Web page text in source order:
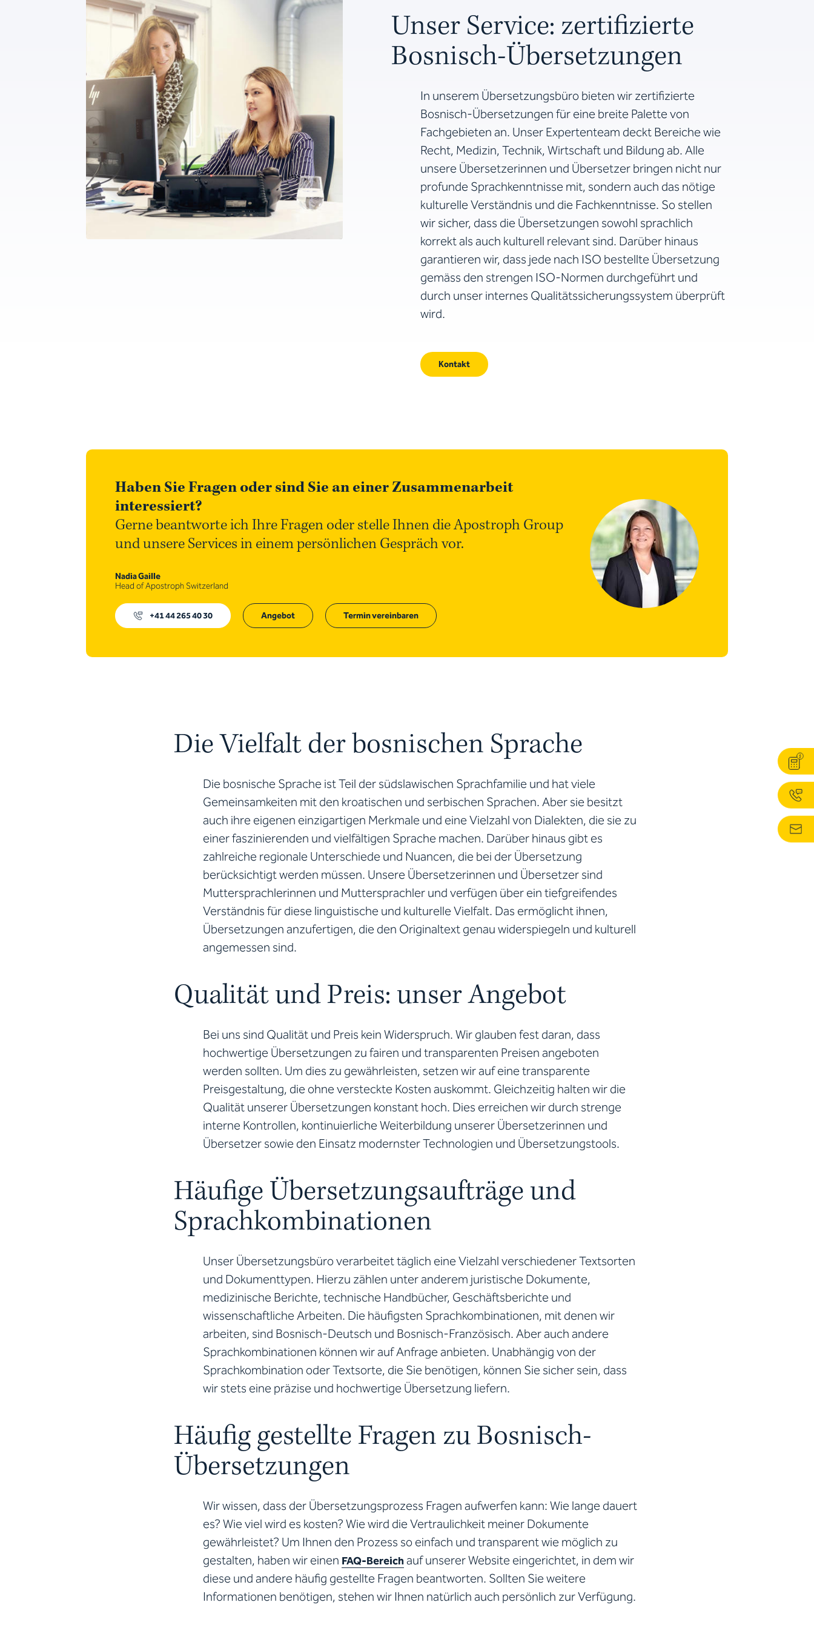
Unser Service: zertifizierte
Bosnisch-Übersetzungen
In unserem Übersetzungsbüro bieten wir zertifizierte
Bosnisch-Übersetzungen für eine breite Palette von
Fachgebieten an. Unser Expertenteam deckt Bereiche wie
Recht, Medizin, Technik, Wirtschaft und Bildung ab. Alle
unsere Übersetzerinnen und Übersetzer bringen nicht nur
profunde Sprachkenntnisse mit, sondern auch das nötige
kulturelle Verständnis und die Fachkenntnisse. So stellen
wir sicher, dass die Übersetzungen sowohl sprachlich
korrekt als auch kulturell relevant sind. Darüber hinaus
garantieren wir, dass jede nach ISO bestellte Übersetzung
gemäss den strengen ISO-Normen durchgeführt und
durch unser internes Qualitätssicherungssystem überprüft
wird.
Kontakt
Haben Sie Fragen oder sind Sie an einer Zusammenarbeit
interessiert?
Gerne beantworte ich Ihre Fragen oder stelle Ihnen die Apostroph Group
und unsere Services in einem persönlichen Gespräch vor.
Nadia Gaille
Head of Apostroph Switzerland
+41 44 265 40 30 Angebot Termin vereinbaren
Die Vielfalt der bosnischen Sprache
Die bosnische Sprache ist Teil der südslawischen Sprachfamilie und hat viele
Gemeinsamkeiten mit den kroatischen und serbischen Sprachen. Aber sie besitzt
auch ihre eigenen einzigartigen Merkmale und eine Vielzahl von Dialekten, die sie zu
einer faszinierenden und vielfältigen Sprache machen. Darüber hinaus gibt es
zahlreiche regionale Unterschiede und Nuancen, die bei der Übersetzung
berücksichtigt werden müssen. Unsere Übersetzerinnen und Übersetzer sind
Muttersprachlerinnen und Muttersprachler und verfügen über ein tiefgreifendes
Verständnis für diese linguistische und kulturelle Vielfalt. Das ermöglicht ihnen,
Übersetzungen anzufertigen, die den Originaltext genau widerspiegeln und kulturell
angemessen sind.
Qualität und Preis: unser Angebot
Bei uns sind Qualität und Preis kein Widerspruch. Wir glauben fest daran, dass
hochwertige Übersetzungen zu fairen und transparenten Preisen angeboten
werden sollten. Um dies zu gewährleisten, setzen wir auf eine transparente
Preisgestaltung, die ohne versteckte Kosten auskommt. Gleichzeitig halten wir die
Qualität unserer Übersetzungen konstant hoch. Dies erreichen wir durch strenge
interne Kontrollen, kontinuierliche Weiterbildung unserer Übersetzerinnen und
Übersetzer sowie den Einsatz modernster Technologien und Übersetzungstools.
Häufige Übersetzungsaufträge und
Sprachkombinationen
Unser Übersetzungsbüro verarbeitet täglich eine Vielzahl verschiedener Textsorten
und Dokumenttypen. Hierzu zählen unter anderem juristische Dokumente,
medizinische Berichte, technische Handbücher, Geschäftsberichte und
wissenschaftliche Arbeiten. Die häufigsten Sprachkombinationen, mit denen wir
arbeiten, sind Bosnisch-Deutsch und Bosnisch-Französisch. Aber auch andere
Sprachkombinationen können wir auf Anfrage anbieten. Unabhängig von der
Sprachkombination oder Textsorte, die Sie benötigen, können Sie sicher sein, dass
wir stets eine präzise und hochwertige Übersetzung liefern.
Häufig gestellte Fragen zu Bosnisch-
Übersetzungen
Wir wissen, dass der Übersetzungsprozess Fragen aufwerfen kann: Wie lange dauert
es? Wie viel wird es kosten? Wie wird die Vertraulichkeit meiner Dokumente
gewährleistet? Um Ihnen den Prozess so einfach und transparent wie möglich zu
gestalten, haben wir einen FAQ-Bereichauf unserer Website eingerichtet, in dem wir
diese und andere häufig gestellte Fragen beantworten. Sollten Sie weitere
Informationen benötigen, stehen wir Ihnen natürlich auch persönlich zur Verfügung.